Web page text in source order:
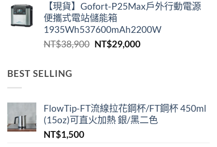
價
格：
NT$8,900。
價
NT$3,900。
【現貨】Gofort-P25Max戶外行動電源
便攜式電站儲能箱
1935Wh537600mAh2200W
NT$38,900 原
NT$29,000目
BEST SELLING
FlowTip-FT流線拉花鋼杯/FT鋼杯 450ml
(15oz)可直火加熱 銀/黑二色
NT$1,500